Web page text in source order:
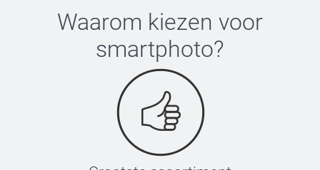
Waarom kiezen voor
smartphoto?